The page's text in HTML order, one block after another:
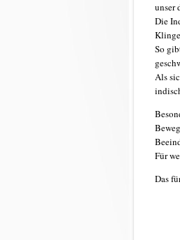
unser
Die
So
Als
Für
Das